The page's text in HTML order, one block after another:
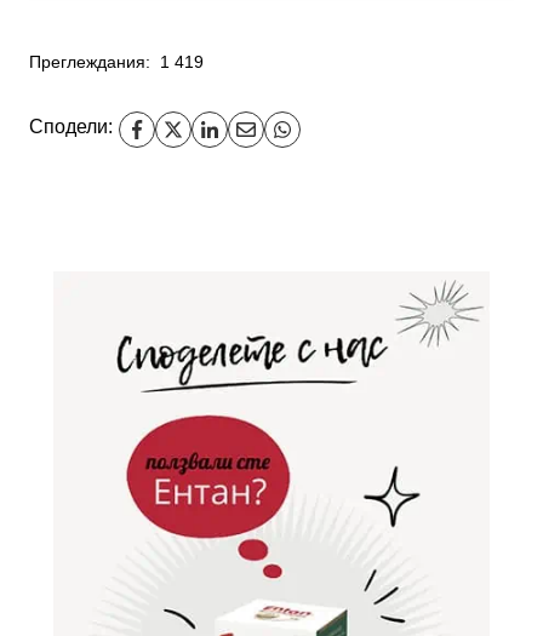
Преглеждания: 1 419
Сподели: